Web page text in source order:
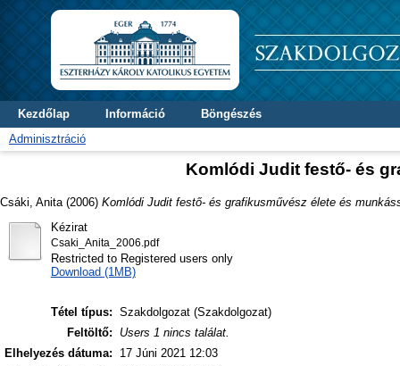
Kezdőlap Információ
Böngészés
Adminisztráció
Komlódi Judit festő- és
Csáki, Anita (2006) Komlódi Judit festő- és grafikusművész élete és
Kézirat
Csaki_Anita_2006.pdf
Restricted to Registered users only
Download (1MB)
Tétel típus: Szakdolgozat (Szakdolgozat)
Feltöltő:
Users 1 nincs találat.
Elhelyezés dátuma:
17 Júni 2021 12:03